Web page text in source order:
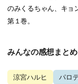
のみくるちゃん、キョ
第１巻。
みんなの感想まとめ
涼宮ハルヒ パロ